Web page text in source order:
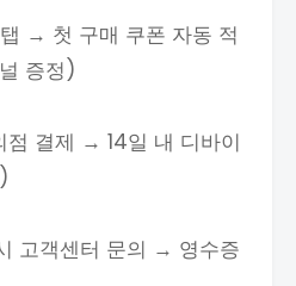
→ 첫 구매 쿠폰 자동 적
증정)
점 결제 → 14일 내 디바이
고객센터 문의 → 영수증